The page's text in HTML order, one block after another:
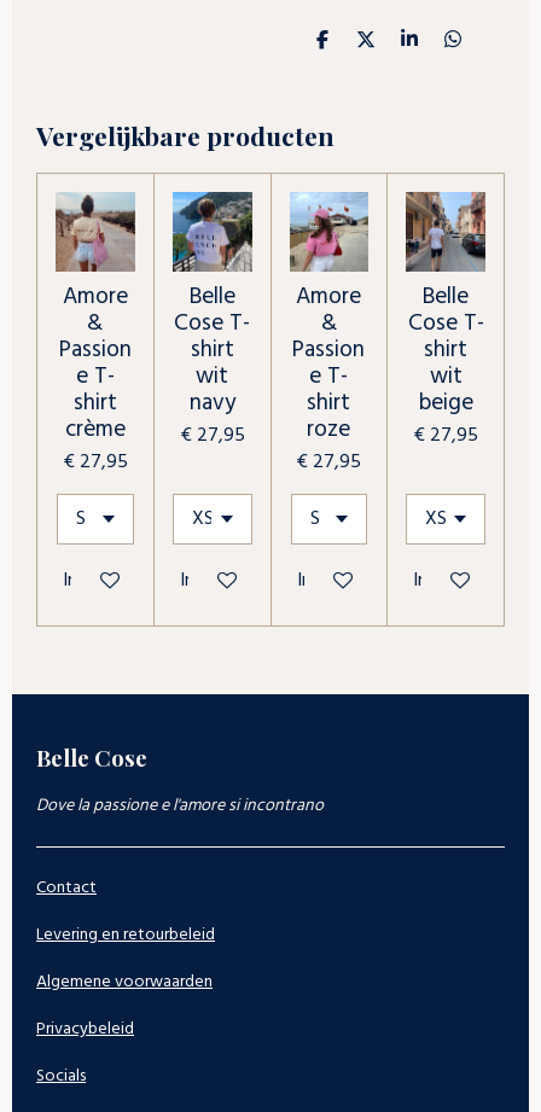
D D S D
Vergelijkbare producten
Amore
&
Passion
e T-
shirt
crème
€ 27,95
In winkelwagen
Belle
Cose T-
shirt
wit
navy
€ 27,95
In winkelwagen
Amore
&
Passion
e T-
shirt
roze
€ 27,95
In winkelwagen
Belle
Cose T-
shirt
wit
beige
€ 27,95
In winkelwagen
Belle Cose
Dove la passione e l'amore si incontrano
Contact
Levering en retourbeleid
Algemene voorwaarden
Privacybeleid
Socials